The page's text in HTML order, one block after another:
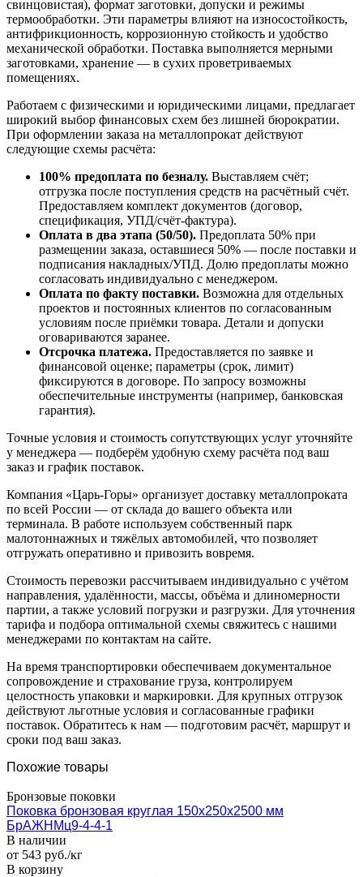
свинцовистая), формат заготовки, допуски и режимы
термообработки. Эти параметры влияют на износостойкость,
антифрикционность, коррозионную стойкость и удобство
механической обработки. Поставка выполняется мерными
заготовками, хранение — в сухих проветриваемых
помещениях.
Работаем с физическими и юридическими лицами, предлагает
широкий выбор финансовых схем без лишней бюрократии.
При оформлении заказа на металлопрокат действуют
следующие схемы расчёта:
100% предоплата по безналу. Выставляем счёт;
отгрузка после поступления средств на расчётный счёт.
Предоставляем комплект документов (договор,
спецификация, УПД/счёт-фактура).
Оплата в два этапа (50/50). Предоплата 50% при
размещении заказа, оставшиеся 50% — после поставки и
подписания накладных/УПД. Долю предоплаты можно
согласовать индивидуально с менеджером.
Оплата по факту поставки. Возможна для отдельных
проектов и постоянных клиентов по согласованным
условиям после приёмки товара. Детали и допуски
оговариваются заранее.
Отсрочка платежа. Предоставляется по заявке и
финансовой оценке; параметры (срок, лимит)
фиксируются в договоре. По запросу возможны
обеспечительные инструменты (например, банковская
гарантия).
Точные условия и стоимость сопутствующих услуг уточняйте
у менеджера — подберём удобную схему расчёта под ваш
заказ и график поставок.
Компания «Царь-Горы» организует доставку металлопроката
по всей России — от склада до вашего объекта или
терминала. В работе используем собственный парк
малотоннажных и тяжёлых автомобилей, что позволяет
отгружать оперативно и привозить вовремя.
Стоимость перевозки рассчитываем индивидуально с учётом
направления, удалённости, массы, объёма и длиномерности
партии, а также условий погрузки и разгрузки. Для уточнения
тарифа и подбора оптимальной схемы свяжитесь с нашими
менеджерами по контактам на сайте.
На время транспортировки обеспечиваем документальное
сопровождение и страхование груза, контролируем
целостность упаковки и маркировки. Для крупных отгрузок
действуют льготные условия и согласованные графики
поставок. Обратитесь к нам — подготовим расчёт, маршрут и
сроки под ваш заказ.
Похожие товары
Бронзовые поковки
Поковка бронзовая круглая 150х250х2500 мм
БрАЖНМц9-4-4-1
В наличии
от 543 руб./кг
В корзину